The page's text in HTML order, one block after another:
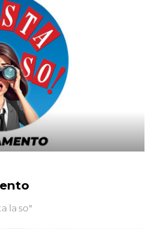
delitto, poi ritratta. Due
giudiziario o giustizia
la so"